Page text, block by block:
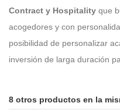
Contract y Hospitality que
acogedores y con
posibilidad de personalizar
inversión de larga duración
8 otros productos en la